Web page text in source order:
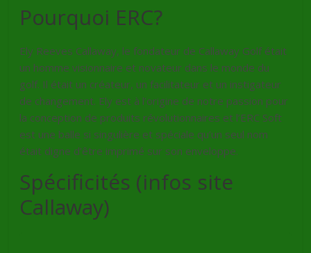
Pourquoi ERC?
Ely Reeves Callaway, le fondateur de Callaway Golf était
un homme visionnaire et novateur dans le monde du
golf. Il était un créateur, un facilitateur et un instigateur
de changement. Ely est à l’origine de notre passion pour
la conception de produits révolutionnaires et l’ERC Soft
est une balle si singulière et spéciale qu’un seul nom
était digne d’être imprimé sur son enveloppe.
Spécificités (infos site
Callaway)